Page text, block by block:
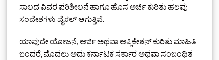
ಸಾಲದ ವಿವರ ಪರಿಶೀಲನೆ ಹಾಗೂ ಹೊಸ ಅರ್ಜಿ ಕುರಿತು ಹಲವು
ಸಂದೇಶಗಳು ವೈರಲ್ ಆಗುತ್ತಿವೆ.
ಯಾವುದೇ ಯೋಜನೆ, ಅರ್ಜಿ ಅಥವಾ ಅಪ್ಲಿಕೇಶನ್ ಕುರಿತು ಮಾಹಿತಿ
ಬಂದರೆ, ಮೊದಲು ಅದು ಕರ್ನಾಟಕ ಸರ್ಕಾರ ಅಥವಾ ಸಂಬಂಧಿತ